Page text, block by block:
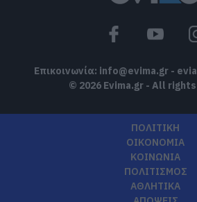
Επικοινωνία: info@evima.gr -
© 2026 Evima.gr - All
ΠΟΛΙΤΙΚΗ
ΟΙΚΟΝΟΜΙΑ
ΚΟΙΝΩΝΙΑ
ΠΟΛΙΤΙΣΜΟΣ
ΑΘΛΗΤΙΚΑ